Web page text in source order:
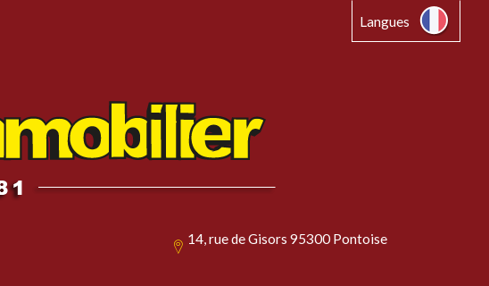
Langues
14, rue de Gisors 95300 Pontoise